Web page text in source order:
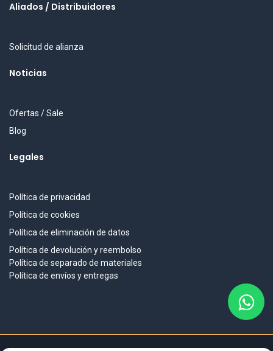
Aliados / Distribuidores
Solicitud de alianza
Noticias
Ofertas / Sale
Blog
Legales
Política de privacidad
Política de cookies
Política de eliminación de datos
Política de devolución y reembolso
Política de separado de materiales
Política de envíos y entregas